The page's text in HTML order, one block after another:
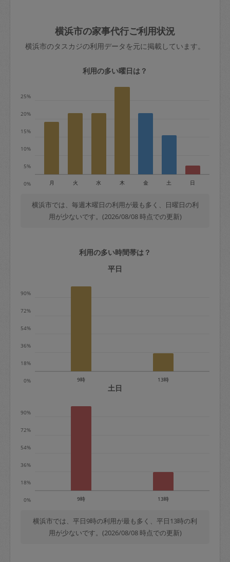
依頼者不在による当日キャンセル＝依頼
金額の100%＋交通費全額
※例：依頼日時／土曜日午前9時開始の場
50%
金曜日9時～土曜日8時まで＝依頼金額の
＋交通費全額
依頼者不在による当日キャンセル＝依頼
金額の100%＋交通費全額
定期契約をキャンセルする場合、毎週定
期は月2回まで隔週定期は月1回までキャ
※キャンセル料金の設定について：
きた場合は損害保険の対象外となるので
ご注意ください。
玉、など
あわせてこちらも参照ください：初めて
はありますか？
横浜市の家事代行ご利用状況
横浜市のタスカジの利用データを元に掲載しています。
利用の多い曜日は？
0%
5%
10%
15%
20%
25%
月 火 水 木 金 土 日
横浜市では、毎週木曜日の利用が最も多く、日曜日の利
用が少ないです。(2026/08/08 時点での更新)
利用の多い時間帯は？
平日
0%
18%
36%
54%
72%
90%
9時 13時
土日
0%
18%
36%
54%
72%
90%
9時 13時
横浜市では、平日9時の利用が最も多く、平日13時の利
用が少ないです。(2026/08/08 時点での更新)